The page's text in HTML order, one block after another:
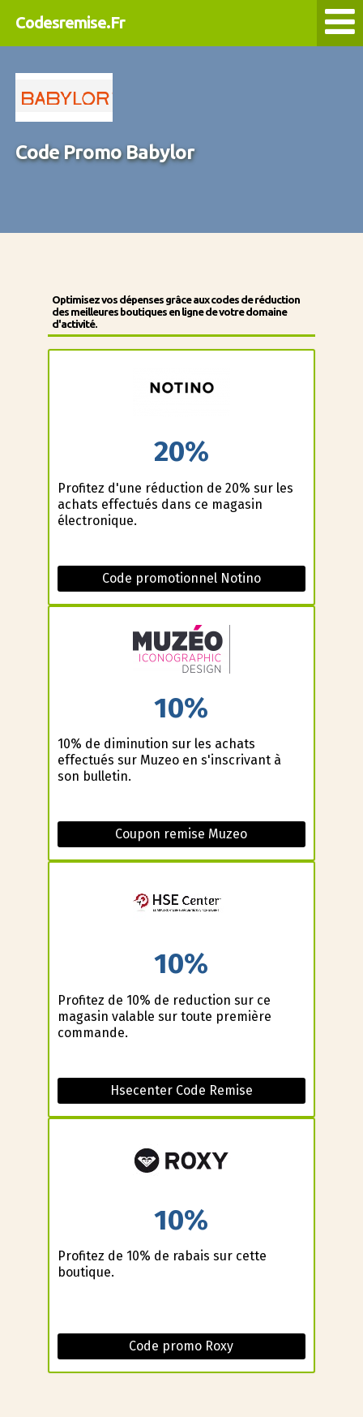
Codesremise.Fr
Code Promo Babylor
Optimisez vos dépenses grâce aux codes de réduction
des meilleures boutiques en ligne de votre domaine
d'activité.
20%
Profitez d'une réduction de 20% sur les
achats effectués dans ce magasin
électronique.
Code promotionnel Notino
10%
10% de diminution sur les achats
effectués sur Muzeo en s'inscrivant à
son bulletin.
Coupon remise Muzeo
10%
Profitez de 10% de reduction sur ce
magasin valable sur toute première
commande.
Hsecenter Code Remise
10%
Profitez de 10% de rabais sur cette
boutique.
Code promo Roxy